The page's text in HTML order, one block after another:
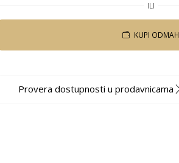
ILI
KUPI ODMAH
Provera dostupnosti u prodavnicama